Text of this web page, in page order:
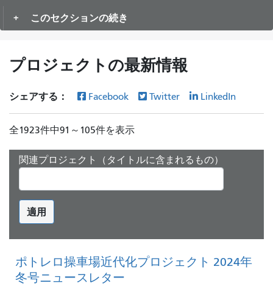
動
り
このセクションの続き
プロジェクトの最新情報
シェアする： Facebook Twitter LinkedIn
全1923件中91～105件を表示
関連プロジェクト（タイトルに含まれるもの）
適用
ポトレロ操車場近代化プロジェクト 2024年
冬号ニュースレター